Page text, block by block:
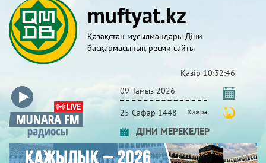
muftyat.kz
Қазақстан мұсылмандары Діни
басқармасының ресми сайты
Қазір 10:32:46
09 Тамыз 2026
25 Сафар 1448 Хижра
ДІНИ МЕРЕКЕЛЕР